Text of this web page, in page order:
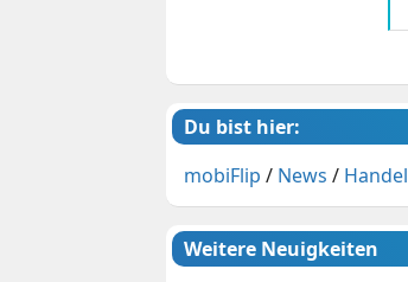
Du bist hier:
mobiFlip / News / Handel
Weitere Neuigkeiten